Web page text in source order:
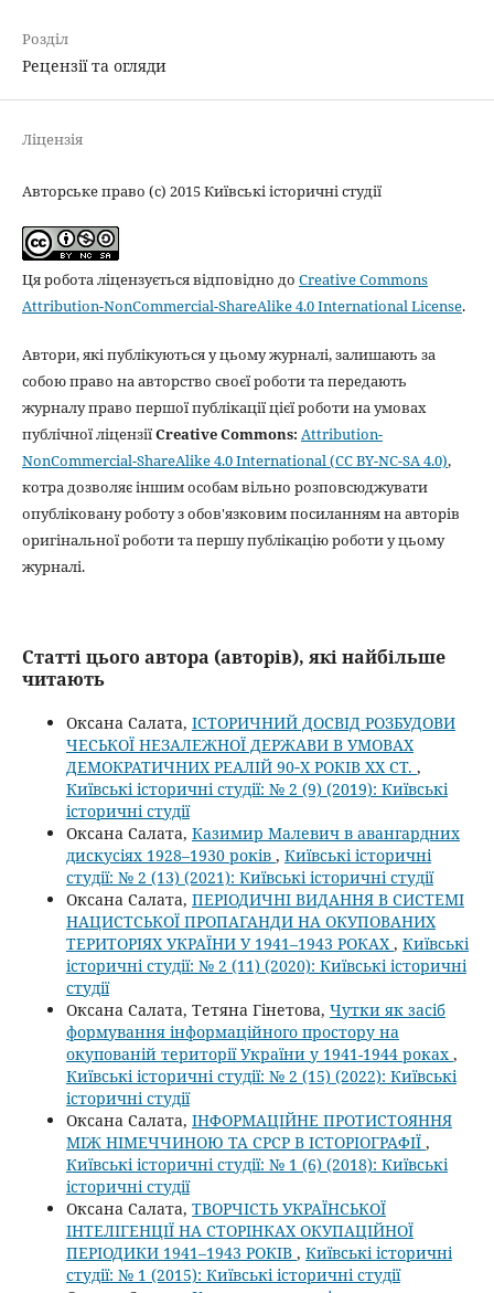
Розділ
Рецензії та огляди
Ліцензія
Авторське право (c) 2015 Київські історичні студії
Ця робота ліцензується відповідно до Creative Commons
Attribution-NonCommercial-ShareAlike 4.0 International License.
Автори, які публікуються у цьому журналі, залишають за
собою право на авторство своєї роботи та передають
журналу право першої публікації цієї роботи на умовах
публічної ліцензіїCreative Commons: Attribution-
NonCommercial-ShareAlike 4.0 International (CC BY-NC-SA 4.0),
котра дозволяє іншим особам вільно розповсюджувати
опубліковану роботу з обов'язковим посиланням на авторів
оригінальної роботи та першу публікацію роботи у цьому
журналі.
Статті цього автора (авторів), які найбільше
читають
Оксана Салата, ІСТОРИЧНИЙ ДОСВІД РОЗБУДОВИ
ЧЕСЬКОЇ НЕЗАЛЕЖНОЇ ДЕРЖАВИ В УМОВАХ
ДЕМОКРАТИЧНИХ РЕАЛІЙ 90‑Х РОКІВ ХХ СТ. ,
Київські історичні студії: № 2 (9) (2019): Київські
історичні студії
Оксана Салата, Казимир Малевич в авангардних
дискусіях 1928–1930 років , Київські історичні
студії: № 2 (13) (2021): Київські історичні студії
Оксана Салата, ПЕРІОДИЧНІ ВИДАННЯ В СИСТЕМІ
НАЦИСТСЬКОЇ ПРОПАГАНДИ НА ОКУПОВАНИХ
ТЕРИТОРІЯХ УКРАЇНИ У 1941–1943 РОКАХ , Київські
історичні студії: № 2 (11) (2020): Київські історичні
студії
Оксана Салата, Тетяна Гінетова, Чутки як засіб
формування інформаційного простору на
окупованій території України у 1941-1944 роках ,
Київські історичні студії: № 2 (15) (2022): Київські
історичні студії
Оксана Салата, ІНФОРМАЦІЙНЕ ПРОТИСТОЯННЯ
МІЖ НІМЕЧЧИНОЮ ТА СРСР В ІСТОРІОГРАФІЇ ,
Київські історичні студії: № 1 (6) (2018): Київські
історичні студії
Оксана Салата, ТВОРЧІСТЬ УКРАЇНСЬКОЇ
ІНТЕЛІГЕНЦІЇ НА СТОРІНКАХ ОКУПАЦІЙНОЇ
ПЕРІОДИКИ 1941–1943 РОКІВ , Київські історичні
студії: № 1 (2015): Київські історичні студії